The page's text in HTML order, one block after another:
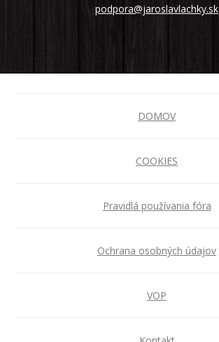
podpora@jaroslavlachky.sk
DOMOV
COOKIES
Pravidlá používania fóra
Ochrana osobných údajov
VOP